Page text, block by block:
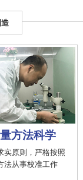
方法科学
实原则，严格按照
法从事校准工作